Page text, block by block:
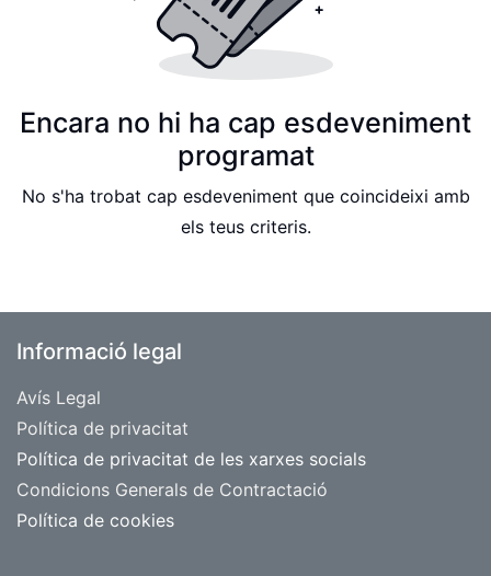
Encara no hi ha cap esdeveniment
programat
No s'ha trobat cap esdeveniment que coincideixi amb
els teus criteris.
Informació legal
Avís Legal
​Política de privacitat
Política de privacitat de les xarxes socials
Condicions Generals de Contractació
Política de cookies